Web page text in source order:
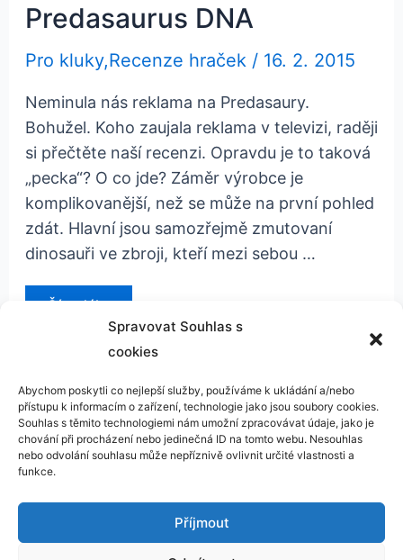
Spravovat Souhlas s
cookies
Abychom poskytli co nejlepší služby, používáme k ukládání a/nebo
přístupu k informacím o zařízení, technologie jako jsou soubory cookies.
Souhlas s těmito technologiemi nám umožní zpracovávat údaje, jako je
chování při procházení nebo jedinečná ID na tomto webu. Nesouhlas
nebo odvolání souhlasu může nepříznivě ovlivnit určité vlastnosti a
funkce.
Příjmout
Predasaurus DNA
Pro kluky,Recenze hraček / 16. 2. 2015
Neminula nás reklama na Predasaury.
Bohužel. Koho zaujala reklama v televizi, raději
si přečtěte naší recenzi. Opravdu je to taková
„pecka“? O co jde? Záměr výrobce je
komplikovanější, než se může na první pohled
zdát. Hlavní jsou samozřejmě zmutovaní
dinosauři ve zbroji, kteří mezi sebou …
Predasaurus
Číst dál »
Kontakt
GDPR